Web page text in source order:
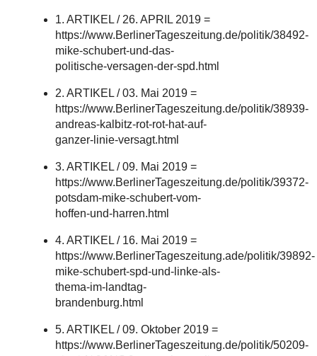
1. ARTIKEL / 26. APRIL 2019 =
https://www.BerlinerTageszeitung.de/politik/38492-
mike-schubert-und-das-
politische-versagen-der-spd.html
2. ARTIKEL / 03. Mai 2019 =
https://www.BerlinerTageszeitung.de/politik/38939-
andreas-kalbitz-rot-rot-hat-auf-
ganzer-linie-versagt.html
3. ARTIKEL / 09. Mai 2019 =
https://www.BerlinerTageszeitung.de/politik/39372-
potsdam-mike-schubert-vom-
hoffen-und-harren.html
4. ARTIKEL / 16. Mai 2019 =
https://www.BerlinerTageszeitung.ade/politik/39892-
mike-schubert-spd-und-linke-als-
thema-im-landtag-
brandenburg.html
5. ARTIKEL / 09. Oktober 2019 =
https://www.BerlinerTageszeitung.de/politik/50209-